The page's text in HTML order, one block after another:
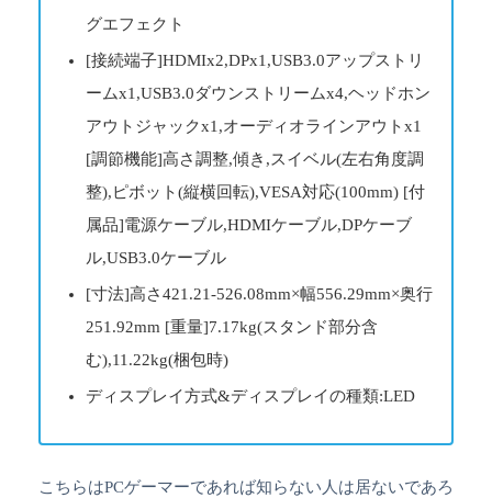
グエフェクト
[接続端子]HDMIx2,DPx1,USB3.0アップストリ
ームx1,USB3.0ダウンストリームx4,ヘッドホン
アウトジャックx1,オーディオラインアウトx1
[調節機能]高さ調整,傾き,スイベル(左右角度調
整),ピボット(縦横回転),VESA対応(100mm) [付
属品]電源ケーブル,HDMIケーブル,DPケーブ
ル,USB3.0ケーブル
[寸法]高さ421.21-526.08mm×幅556.29mm×奥行
251.92mm [重量]7.17kg(スタンド部分含
む),11.22kg(梱包時)
ディスプレイ方式&ディスプレイの種類:LED
こちらはPCゲーマーであれば知らない人は居ないであろ